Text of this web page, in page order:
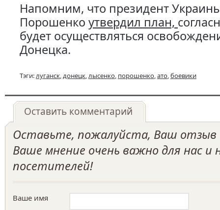
Напомним, что президент
Порошенко утвердил план,
будет осуществляться
Донецка.
Тэги:луганск,донецк,лысенко, порошенко,ато,боевики
Оставить комментарий
Оставьте, пожалуйста, Ваш отзыв
Ваше мнение очень важно для нас и
посетителей!
Ваше имя